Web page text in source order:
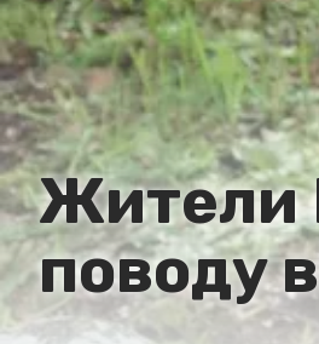
Жители
поводу